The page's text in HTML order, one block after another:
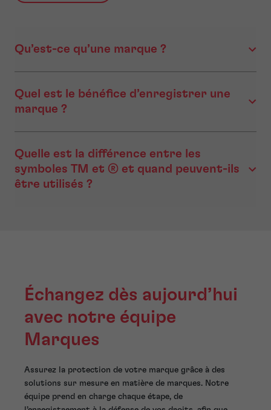
Qu’est-ce qu’une marque ?
Quel est le bénéfice d’enregistrer une
marque ?
Quelle est la différence entre les
symboles TM et ® et quand peuvent-ils
être utilisés ?
Échangez dès aujourd’hui
avec notre équipe
Marques
Assurez la protection de votre marque grâce à des
solutions sur mesure en matière de marques. Notre
équipe prend en charge chaque étape, de